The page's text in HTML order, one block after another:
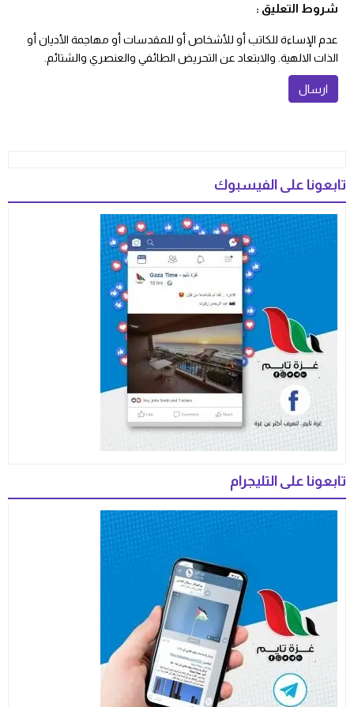
شروط التعليق :
عدم الإساءة للكاتب أو للأشخاص أو للمقدسات أو مهاجمة الأديان أو
الذات الالهية. والابتعاد عن التحريض الطائفي والعنصري والشتائم.
تابعونا على الفيسبوك
تابعونا على التليجرام